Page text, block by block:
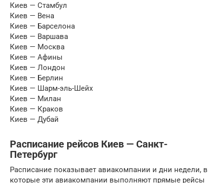
Киев — Стамбул
Киев — Вена
Киев — Барселона
Киев — Варшава
Киев — Москва
Киев — Афины
Киев — Лондон
Киев — Берлин
Киев — Шарм-эль-Шейх
Киев — Милан
Киев — Краков
Киев — Дубай
Расписание рейсов Киев — Санкт-
Петербург
Расписание показывает авиакомпании и дни недели, в
которые эти авиакомпании выполняют прямые рейсы